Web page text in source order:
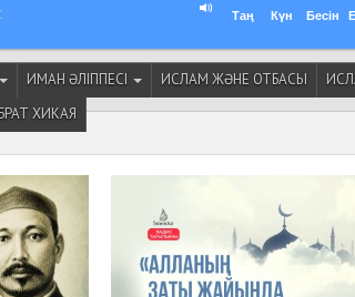
Таң Күн Бесін
ИМАН ӘЛІППЕСІ ИСЛАМ ЖӘНЕ ОТБАСЫ
ХИКАЯ